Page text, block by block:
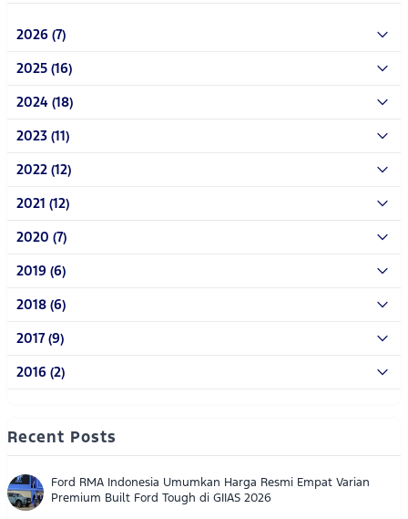
2026 (7)
2025 (16)
2024 (18)
2023 (11)
2022 (12)
2021 (12)
2020 (7)
2019 (6)
2018 (6)
2017 (9)
2016 (2)
Recent Posts
Ford RMA Indonesia Umumkan Harga Resmi Empat Varian
Premium Built Ford Tough di GIIAS 2026